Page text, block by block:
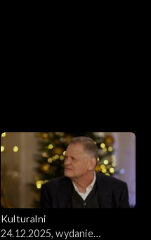
Kulturalni
24.12.2025, wydanie